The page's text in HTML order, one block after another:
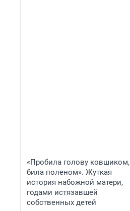
«Пробила голову ковшиком,
била поленом». Жуткая
история набожной матери,
годами истязавшей
собственных детей